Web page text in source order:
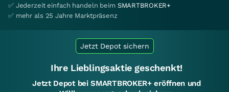
✅ Jederzeit einfach handeln beim SMARTBROKER+
✅ mehr als 25 Jahre Marktpräsenz
Jetzt Depot sichern
Ihre Lieblingsaktie geschenkt!
Jetzt Depot bei SMARTBROKER+ eröffnen und